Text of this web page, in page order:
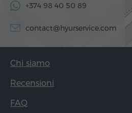
+374 98 40 50 89
contact@hyurservice.com
Chi siamo
Recensioni
FAQ